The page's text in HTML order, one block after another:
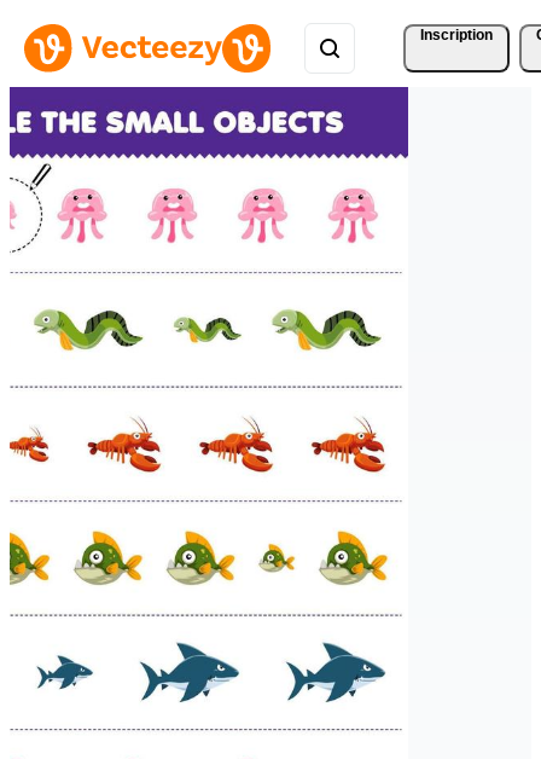
Inscription